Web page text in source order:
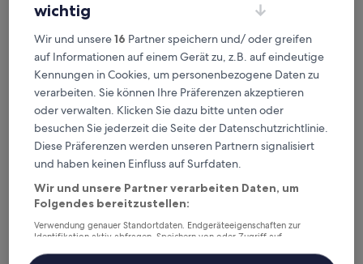
Kostenlose Stornierung bei
Planänderungen
Verdiene Prämien für jede
wahrgenommene Übernachtung
Mehr sparen mit Preisen für Mitglieder
Überprüfe die Preise für diese Daten
Heute
6. Aug. - 7. Aug.
Morgen
7. Aug. - 8. Aug.
wichtig
Wir und unsere16 Partner speichern und/ oder greifen
auf Informationen auf einem Gerät zu, z.B. auf eindeutige
Kennungen in Cookies, um personenbezogene Daten zu
verarbeiten. Sie können Ihre Präferenzen akzeptieren
oder verwalten. Klicken Sie dazu bitte unten oder
besuchen Sie jederzeit die Seite der Datenschutzrichtlinie.
Diese Präferenzen werden unseren Partnern signalisiert
und haben keinen Einfluss auf Surfdaten.
Wir und unsere Partner verarbeiten Daten, um
Folgendes bereitzustellen:
Verwendung genauer Standortdaten. Endgeräteeigenschaften zur
Identifikation aktiv abfragen. Speichern von oder Zugriff auf
Inhalte, Messung von Werbeleistung und der Performance von Inhalten,